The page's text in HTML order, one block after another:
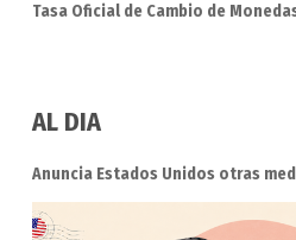
Tasa Oficial de Cambio de
AL DIA
Anuncia Estados Unidos otras